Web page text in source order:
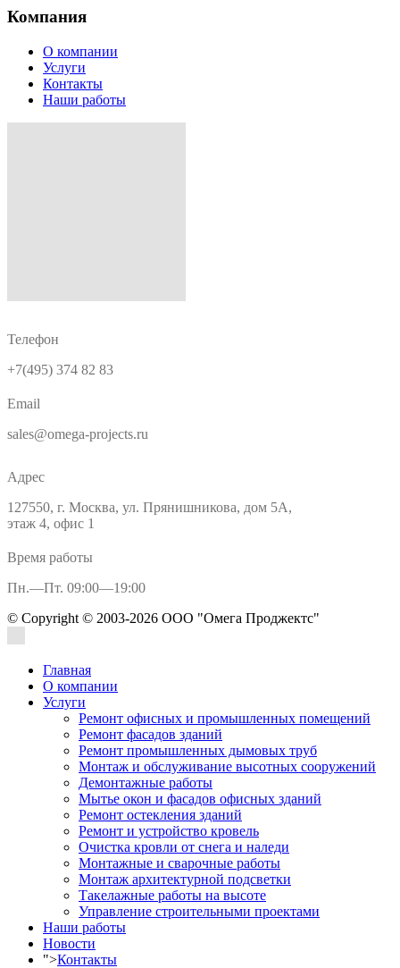
Компания
О компании
Услуги
Контакты
Наши работы
Телефон
+7(495) 374 82 83
Email
sales@omega-projects.ru
Адрес
127550, г. Москва, ул. Прянишникова, дом 5А,
этаж 4, офис 1
Время работы
Пн.—Пт. 09:00—19:00
© Copyright © 2003-2026 ООО "Омега Проджектс"
Главная
О компании
Услуги
Ремонт офисных и промышленных помещений
Ремонт фасадов зданий
Ремонт промышленных дымовых труб
Монтаж и обслуживание высотных сооружений
Демонтажные работы
Мытье окон и фасадов офисных зданий
Ремонт остекления зданий
Ремонт и устройство кровель
Очистка кровли от снега и наледи
Монтажные и сварочные работы
Монтаж архитектурной подсветки
Такелажные работы на высоте
Управление строительными проектами
Наши работы
Новости
">Контакты